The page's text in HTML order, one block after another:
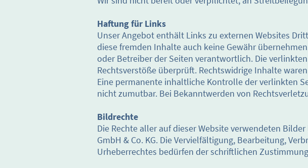
Haftung für Links
Unser Angebot enthält Links zu externen Websites
diese fremden Inhalte auch keine Gewähr
oder Betreiber der Seiten verantwortlich. Die
Rechtsverstöße überprüft. Rechtswidrige Inhalte
Eine permanente inhaltliche Kontrolle der verlinkten
nicht zumutbar. Bei Bekanntwerden von
Bildrechte
Die Rechte aller auf dieser Website verwendeten
GmbH & Co. KG. Die Vervielfältigung, Bearbeitung,
Urheberrechtes bedürfen der schriftlichen